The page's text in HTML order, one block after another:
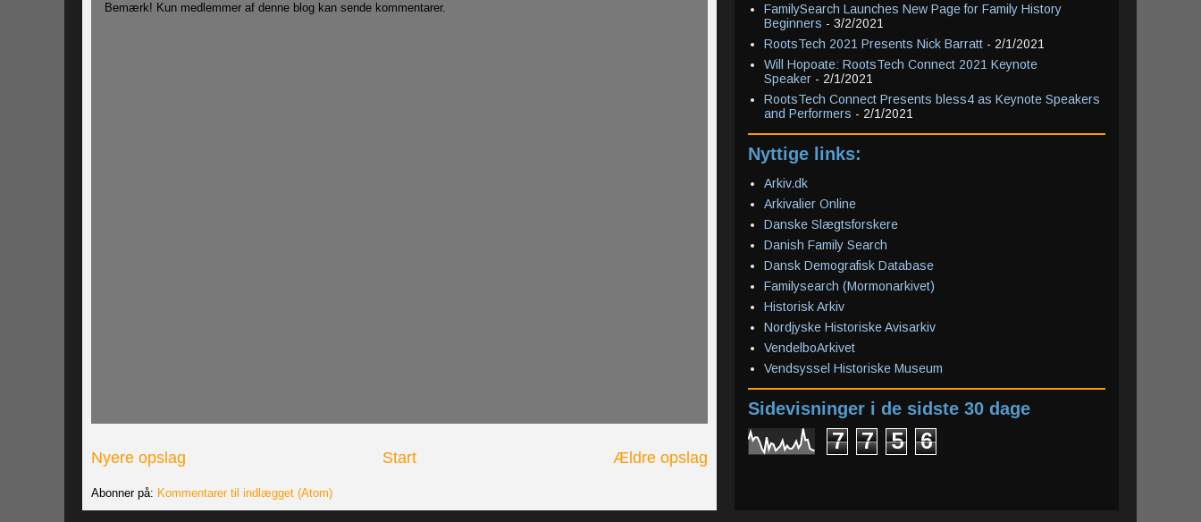
Bemærk! Kun medlemmer af denne blog kan sende kommentarer.
Nyere opslag Ældre opslag
Start
Abonner på: Kommentarer til indlægget (Atom)
FamilySearch Launches New Page for Family History
Beginners - 3/2/2021
RootsTech 2021 Presents Nick Barratt- 2/1/2021
Will Hopoate: RootsTech Connect 2021 Keynote
Speaker- 2/1/2021
RootsTech Connect Presents bless4 as Keynote Speakers
and Performers - 2/1/2021
Nyttige links:
Arkiv.dk
Arkivalier Online
Danske Slægtsforskere
Danish Family Search
Dansk Demografisk Database
Familysearch (Mormonarkivet)
Historisk Arkiv
Nordjyske Historiske Avisarkiv
VendelboArkivet
Vendsyssel Historiske Museum
Sidevisninger i de sidste 30 dage
7 7 5 6